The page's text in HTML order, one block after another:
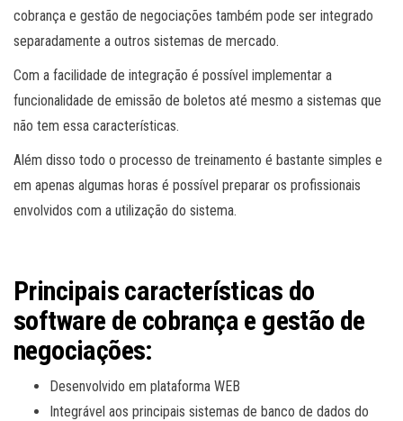
cobrança e gestão de negociações também pode ser integrado
separadamente a outros sistemas de mercado.
Com a facilidade de integração é possível implementar a
funcionalidade de emissão de boletos até mesmo a sistemas que
não tem essa características.
Além disso todo o processo de treinamento é bastante simples e
em apenas algumas horas é possível preparar os profissionais
envolvidos com a utilização do sistema.
Principais características do
software de cobrança e gestão de
negociações:
Desenvolvido em plataforma WEB
Integrável aos principais sistemas de banco de dados do